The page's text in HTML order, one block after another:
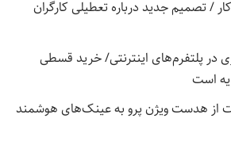
/ تصمیم جدید درباره تعطیلی کارگران
در پلتفرم‌های اینترنتی/ خرید قسطی
است
از هدست ویژن پرو به عینک‌های هوشمند